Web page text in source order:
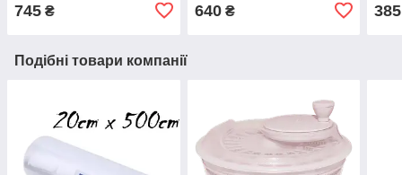
745 ₴ 640₴ 385
Подібні товари компанії